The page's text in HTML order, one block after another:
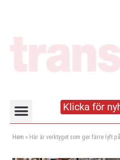
Klicka för
Hem » Här är verktyget som ger färre lyft